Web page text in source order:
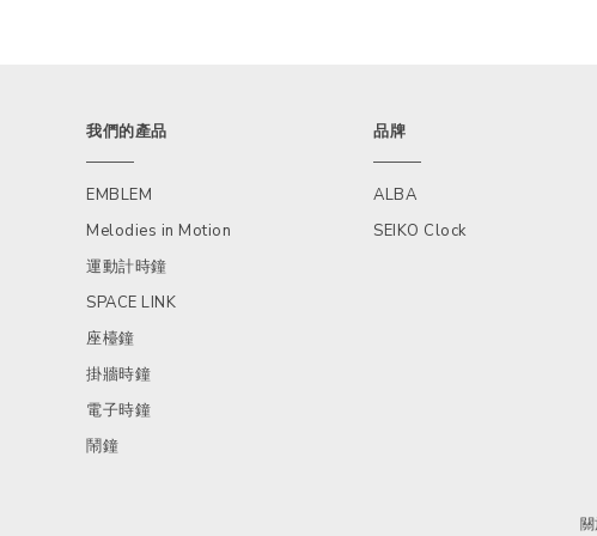
我們的產品
EMBLEM
Melodies in Motion
運動計時鐘
SPACE LINK
座檯鐘
掛牆時鐘
電子時鐘
鬧鐘
品牌
ALBA
SEIKO Clock